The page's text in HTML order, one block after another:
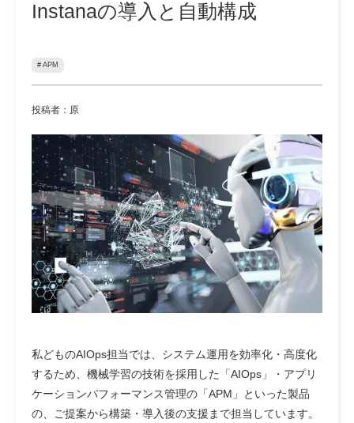
Instanaの導入と自動構成
# APM
投稿者：原
私どものAIOps担当では、システム運用を効率化・高度化
するため、機械学習の技術を採用した「AIOps」・アプリ
ケーションパフォーマンス管理の「APM」といった製品
の、ご提案から構築・導入後の支援まで担当しています。